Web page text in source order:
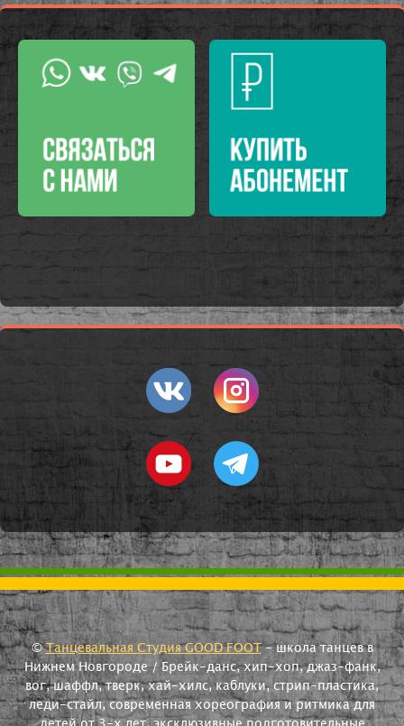
©Танцевальная Студия GOOD FOOT- школа танцев в
Нижнем Новгороде / Брейк-данс, хип-хоп, джаз-фанк,
вог, шаффл, тверк, хай-хилс, каблуки, стрип-пластика,
леди-стайл, современная хореография и ритмика для